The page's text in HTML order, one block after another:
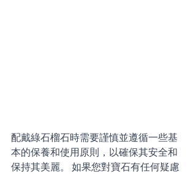
配戴綠石榴石時需要謹慎並遵循一些基
本的保養和使用原則，以確保其安全和
保持其美麗。 如果您對寶石有任何疑慮